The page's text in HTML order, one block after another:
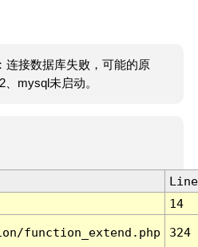
连接数据库失败，可能的原
mysql未启动。
Line
14
function_extend.php 324